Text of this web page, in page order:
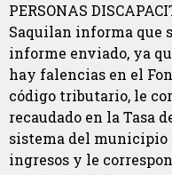
PERSONAS
Saquilan informa que
informe enviado, ya
hay falencias en el
código tributario, le
recaudado en la Tasa
sistema del municipio
ingresos y le